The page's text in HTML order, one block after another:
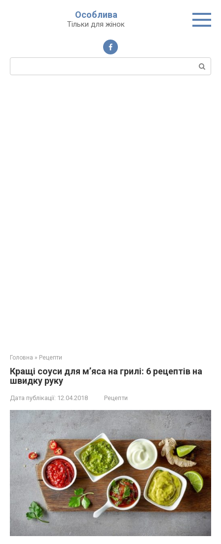
Особлива
Тільки для жінок
Пошук:
Головна » Рецепти
Кращі соуси для м’яса на грилі: 6 рецептів на
швидку руку
Дата публікації: 12.04.2018 Рецепти